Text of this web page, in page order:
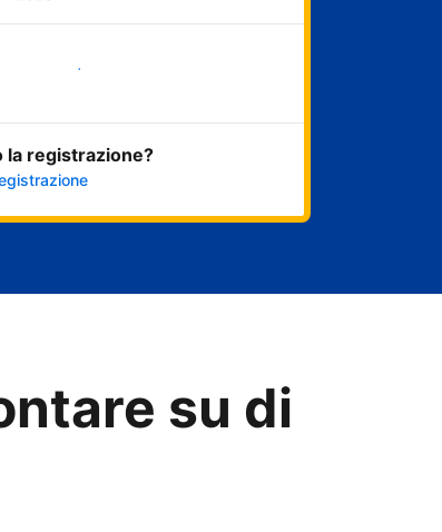
Inizia ora
la registrazione?
su di